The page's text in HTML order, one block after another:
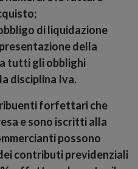
di liquidazione
della
tutti gli obblighi
disciplina Iva.
forfettari che
e sono iscritti alla
possono
contributi previdenziali